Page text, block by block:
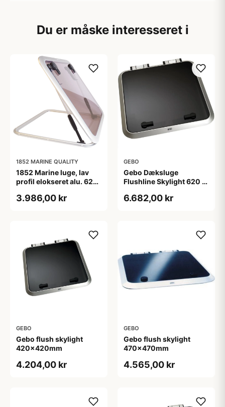
Du er måske interesseret i
1852 MARINE QUALITY
1852 Marine luge, lav
profil elokseret alu. 627
3.986,00 kr
GEBO
Gebo Dæksluge
Flushline Skylight 620 x
6.682,00 kr
GEBO
Gebo flush skylight
420x420mm
4.204,00 kr
GEBO
Gebo flush skylight
470x470mm
4.565,00 kr